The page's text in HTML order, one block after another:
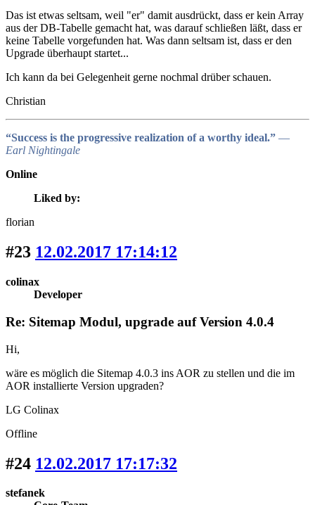
Das ist etwas seltsam, weil "er" damit ausdrückt, dass er kein Array
aus der DB-Tabelle gemacht hat, was darauf schließen läßt, dass er
keine Tabelle vorgefunden hat. Was dann seltsam ist, dass er den
Upgrade überhaupt startet...
Ich kann da bei Gelegenheit gerne nochmal drüber schauen.
Christian
“Success is the progressive realization of a worthy ideal.” ―
Earl Nightingale
Online
Liked by:
florian
#23 12.02.2017 17:14:12
colinax
Developer
Re: Sitemap Modul, upgrade auf Version 4.0.4
Hi,
wäre es möglich die Sitemap 4.0.3 ins AOR zu stellen und die im
AOR installierte Version upgraden?
LG Colinax
Offline
#24 12.02.2017 17:17:32
stefanek